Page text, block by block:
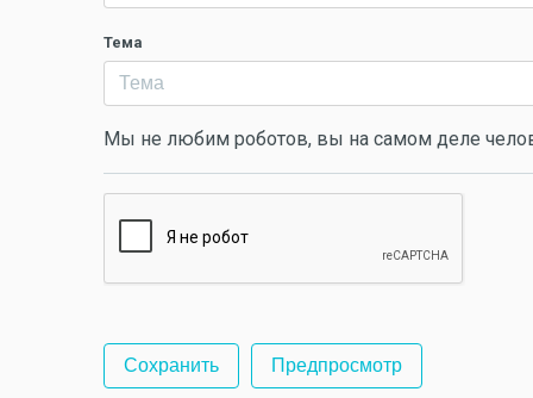
Тема
Мы не любим роботов, вы на самом деле